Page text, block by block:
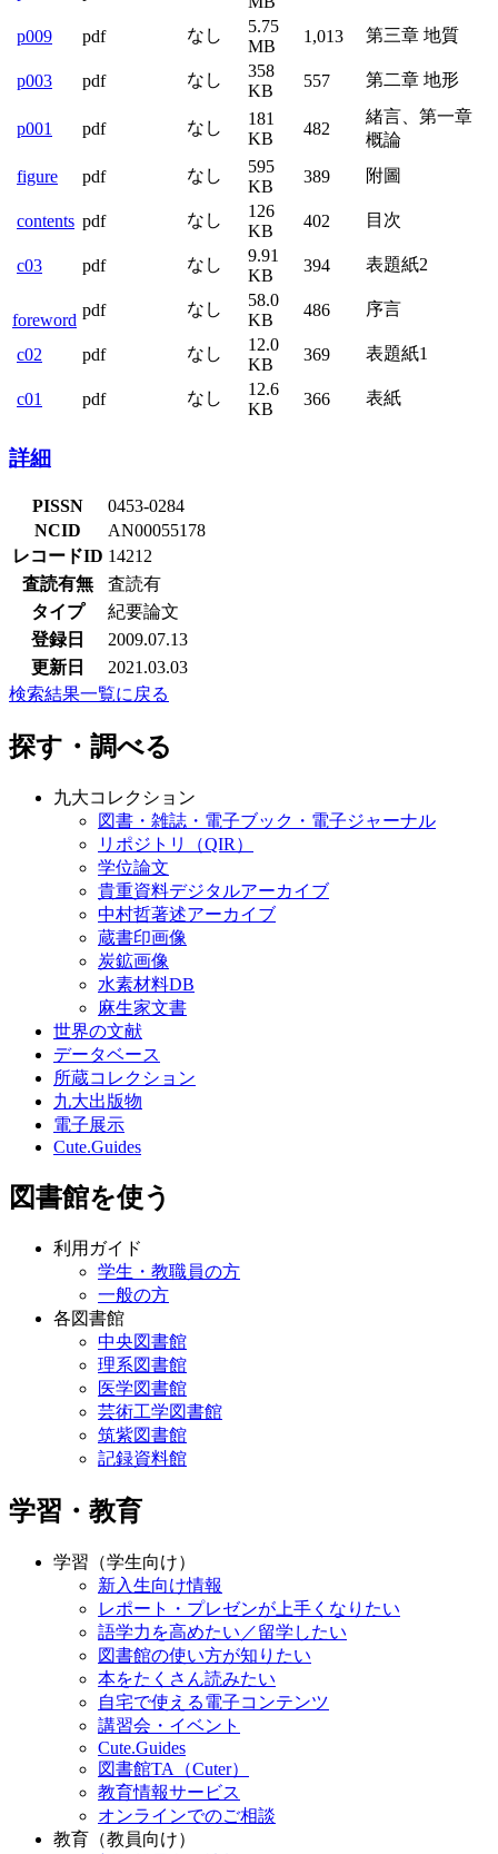
p009 pdf なし
5.75
MB
1,013 第三章 地質
p003 pdf なし
358
KB
557 第二章 地形
p001 pdf なし
181
KB
482
緒言、第一章
概論
figure
pdf なし
595
KB
389 附圖
contents pdf なし
126
KB
402 目次
c03 pdf なし
9.91
KB
394 表題紙2
foreword
pdf なし
58.0
KB
486 序言
c02 pdf なし
12.0
KB
369 表題紙1
c01 pdf なし
12.6
KB
366 表紙
詳細
PISSN
0453-0284
NCID
AN00055178
レコードID 14212
査読有無
査読有
タイプ
紀要論文
登録日
2009.07.13
更新日
2021.03.03
検索結果一覧に戻る
探す・調べる
九大コレクション
図書・雑誌・電子ブック・電子ジャーナル
リポジトリ（QIR）
学位論文
貴重資料デジタルアーカイブ
中村哲著述アーカイブ
蔵書印画像
炭鉱画像
水素材料DB
麻生家文書
世界の文献
データベース
所蔵コレクション
九大出版物
電子展示
Cute.Guides
図書館を使う
利用ガイド
学生・教職員の方
一般の方
各図書館
中央図書館
理系図書館
医学図書館
芸術工学図書館
筑紫図書館
記録資料館
学習・教育
学習（学生向け）
新入生向け情報
レポート・プレゼンが上手くなりたい
語学力を高めたい／留学したい
図書館の使い方が知りたい
本をたくさん読みたい
自宅で使える電子コンテンツ
講習会・イベント
Cute.Guides
図書館TA（Cuter）
教育情報サービス
オンラインでのご相談
教育（教員向け）